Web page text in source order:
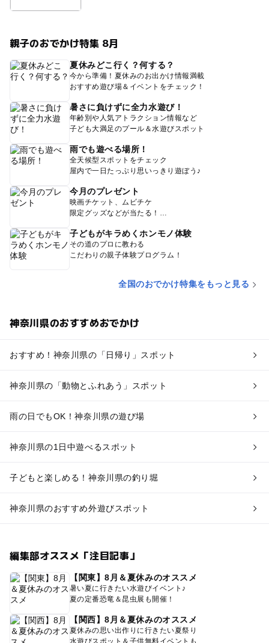
親子のおでかけ特集 8月
夏休みどこ行く？何する？
今から準備！夏休みのお出かけ情報満載
おすすめ遊び場＆イベントをチェック！
暑さに負けずに全力水遊び！
年齢別や人気アトラクション情報など
子ども大満足のプール＆水遊びスポット
雨でも遊べる場所！
全天候型スポットをチェック
屋内で一日たっぷり思いっきり遊ぼう♪
今月のプレゼント
映画チケット、ムビチケ
限定グッズなどが当たる！
子どもがキラめくホンモノ体験
その道のプロに教わる
こだわりの親子体験プログラム！
全国のおでかけ特集をもっと見る
神奈川県のおすすめおでかけ
おすすめ！神奈川県の「日帰り」スポット
神奈川県の「動物とふれあう」スポット
雨の日でもOK！神奈川県の遊び場
神奈川県の1日中遊べるスポット
子どもと楽しめる！神奈川県の釣り堀
神奈川県のおすすめ外遊びスポット
編集部オススメ「注目記事」
【関東】8月＆夏休みのオススメ
暑い夏に行きたい水遊びイベント♪
夏の定番恐竜＆昆虫展も開催！
【関西】8月＆夏休みのオススメ
夏休みの思い出作りに行きたい夏祭り
水遊びスポット＆子供無料イベントも